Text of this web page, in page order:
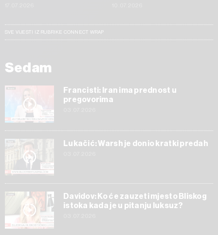
SVE VIJESTI IZ RUBRIKE CONNECT WRAP
Sedam
Francisti: Iran ima prednost u
pregovorima
Lukačić: Warsh je donio kratki predah
Davidov: Ko će zauzeti mjesto Bliskog
istoka kada je u pitanju luksuz?